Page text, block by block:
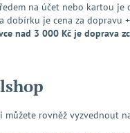
na účet nebo kartou je
dobírku je cena za dopravu
nad 3 000 Kč je doprava
můžete rovněž vyzvednout